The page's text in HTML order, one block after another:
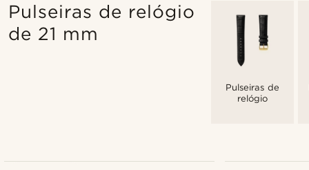
Pulseiras de relógio
de 21 mm
Pulseiras de
relógio